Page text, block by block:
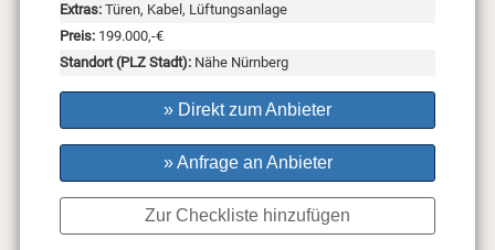
Extras:Türen, Kabel, Lüftungsanlage
Preis:199.000,-€
Standort (PLZ Stadt):Nähe Nürnberg
» Direkt zum Anbieter
» Anfrage an Anbieter
Zur Checkliste hinzufügen